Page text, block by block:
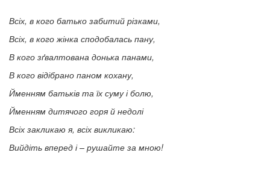
Всіх, в кого батько забитий різками,
Всіх, в кого жінка сподобалась пану,
В кого зґвалтована донька панами,
В кого відібрано паном кохану,
Йменням батьків та їх суму і болю,
Йменням дитячого горя й недолі
Всіх закликаю я, всіх викликаю:
Вийдіть вперед і – рушайте за мною!